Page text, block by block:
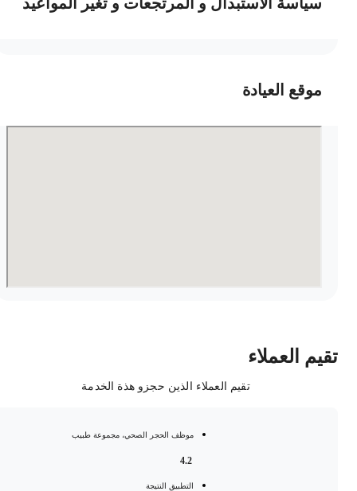
موقع العيادة
العملاء
تقيم العملاء الذين حجزو هذة الخدمة
موظف الحجر الصحي، مجموعة طبيب
التطبيق النتيجة